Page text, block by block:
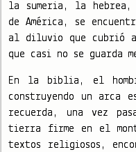
la sumeria, la
de América, se
al diluvio que cubrió
que casi no se guarda
En la biblia, el
construyendo un arca
recuerda, una vez
tierra firme en el
textos religiosos,